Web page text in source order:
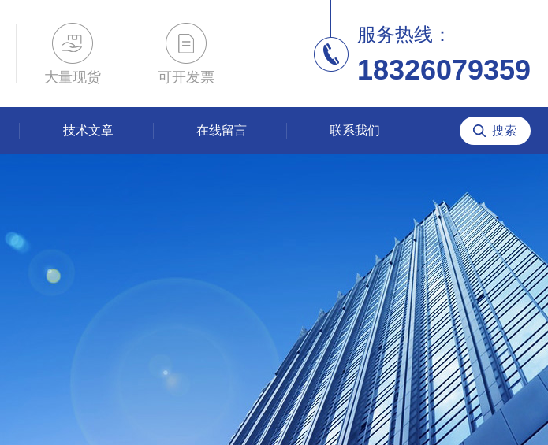
大量现货 可开发票
服务热线：
18326079359
技术文章 在线留言 联系我们